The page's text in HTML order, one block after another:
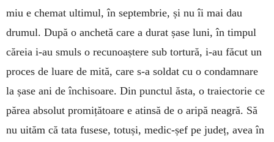
miu e chemat ultimul, în septembrie, și nu îi mai dau
drumul. După o anchetă care a durat șase luni, în timpul
căreia i-au smuls o recunoaștere sub tortură, i-au făcut un
proces de luare de mită, care s-a soldat cu o condamnare
la șase ani de închisoare. Din punctul ăsta, o traiectorie ce
părea absolut promițătoare e atinsă de o aripă neagră. Să
nu uităm că tata fusese, totuși, medic-șef pe județ, avea în